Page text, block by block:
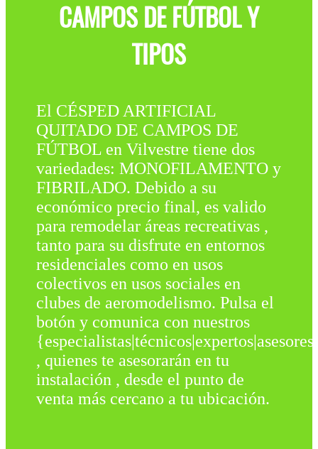
CAMPOS DE FÚTBOL Y
TIPOS
El CÉSPED ARTIFICIAL
QUITADO DE CAMPOS DE
FÚTBOL en Vilvestre tiene dos
variedades: MONOFILAMENTO y
FIBRILADO. Debido a su
económico precio final, es valido
para remodelar áreas recreativas ,
tanto para su disfrute en entornos
residenciales como en usos
colectivos en usos sociales en
clubes de aeromodelismo. Pulsa el
botón y comunica con nuestros
{especialistas|técnicos|expertos|asesores
, quienes te asesorarán en tu
instalación , desde el punto de
venta más cercano a tu ubicación.